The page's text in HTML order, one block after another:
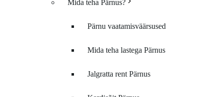
Mida teha Pärnus?
Pärnu vaatamisväärsused
Mida teha lastega Pärnus
Jalgratta rent Pärnus